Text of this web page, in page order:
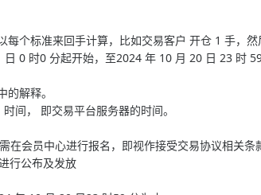
个标准来回手计算，比如交易客户 开仓 1 手，然
0 时0 分起开始，至2024 年 10 月 20 日 23 时
解释。
间， 即交易平台服务器的时间。
会员中心进行报名，即视作接受交易协议相关条
行公布及发放